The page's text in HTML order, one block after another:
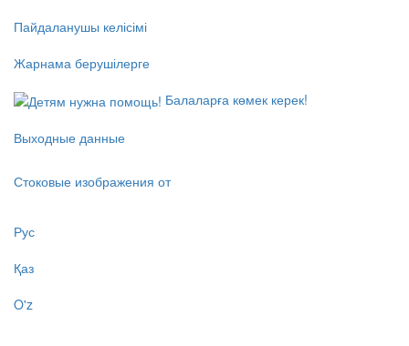
Пайдаланушы келісімі
Жарнама берушілерге
Балаларға көмек керек!
Выходные данные
Стоковые изображения от
Рус
Қаз
O'z